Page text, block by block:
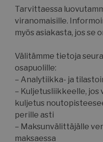
Tarvittaessa
viranomaisille.
myös asiakasta, jos se
Välitämme tietoja
osapuolille:
– Analytiikka- ja
– Kuljetusliikkeelle,
kuljetus
perille asti
– Maksunvälittäjälle
maksaessa
välttämättömiä
Nimi
__cf_bm
__cf_bm